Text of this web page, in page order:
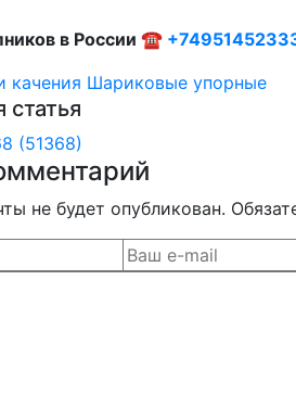
в России ☎
качения Шариковые упорные
(51368)
не будет опубликован.